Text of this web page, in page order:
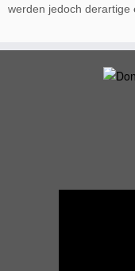
werden jedoch derartige